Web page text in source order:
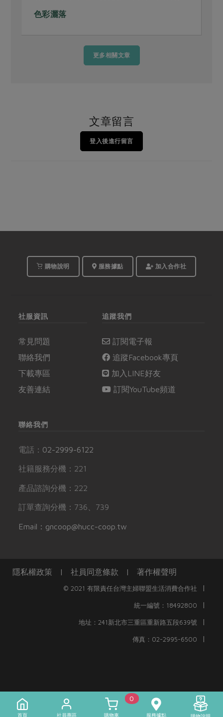
色彩灑落
更多相關文章
文章留言
登入後進行留言
購物說明 服務據點 加入合作社
社服資訊
常見問題
聯絡我們
下載專區
友善連結
追蹤我們
訂閱電子報
追蹤Facebook專頁
加入LINE好友
訂閱YouTube頻道
聯絡我們
電話： 02-2999-6122
社籍服務分機：221
產品諮詢分機：222
訂單查詢分機：736、739
Email：gncoop@hucc-coop.tw
隱私權政策 | 社員同意條款 | 著作權聲明
© 2021 有限責任台灣主婦聯盟生活消費合作社 |
統一編號：18492800 |
地址：241新北市三重區重新路五段639號 |
傳真：02-2995-6500 |
首頁 社員專區
0
購物車 服務據點